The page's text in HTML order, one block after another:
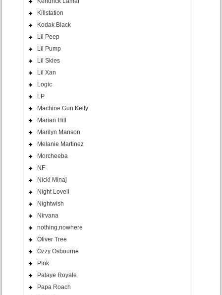
Killstation
Kodak Black
Lil Peep
Lil Pump
Lil Skies
Lil Xan
Logic
LP
Machine Gun Kelly
Marian Hill
Marilyn Manson
Melanie Martinez
Morcheeba
NF
Nicki Minaj
Night Lovell
Nightwish
Nirvana
nothing,nowhere
Oliver Tree
Ozzy Osbourne
P!nk
Palaye Royale
Papa Roach